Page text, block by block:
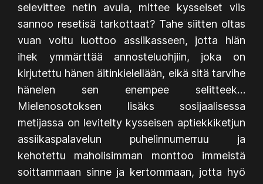
selevittee netin avula, mittee kysseiset viis
sannoo resetisä tarkottaat? Tahe siitten oltas
vuan voitu luottoo assiikasseen, jotta hiän
ihek ymmärttää annosteluohjiin, joka on
kirjutettu hänen äitinkielellään, eikä sitä tarvihe
hänelen sen enempee selitteek…
Mielenosotoksen lisäks sosijaalisessa
metijassa on levitelty kysseisen aptiekkiketjun
assiikaspalavelun puhelinnumerruu ja
kehotettu maholisimman monttoo immeistä
soittammaan sinne ja kertommaan, jotta hyö